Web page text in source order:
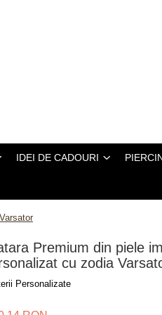
IDEI DE CADOURI
Premium din piele
cu zodia
Personalizate